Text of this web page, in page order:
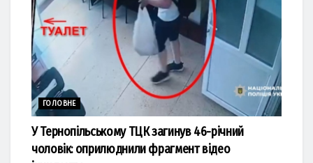
ГОЛОВНЕ
У Тернопільському ТЦК загинув 46-річний
чоловік: оприлюднили фрагмент відео